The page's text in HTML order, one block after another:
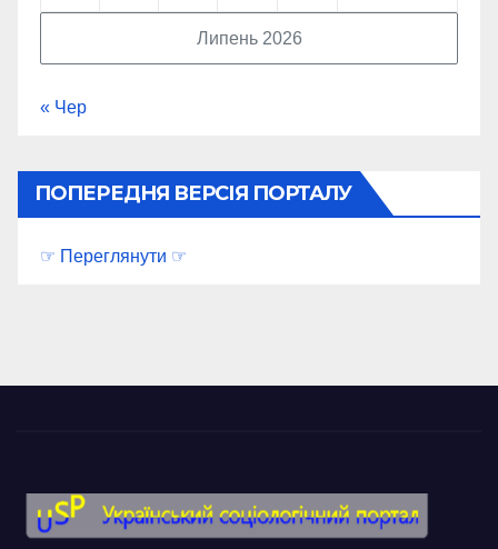
Липень 2026
« Чер
ПОПЕРЕДНЯ ВЕРСІЯ ПОРТАЛУ
☞ Переглянути ☞